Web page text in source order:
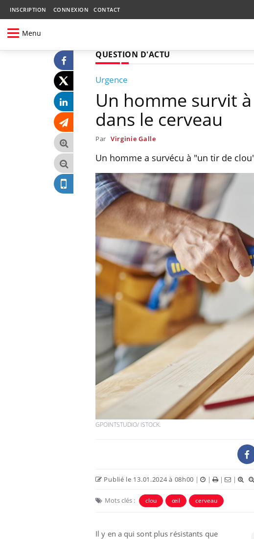
INSCRIPTION CONNEXION CONTACT
Menu
QUESTION D'ACTU
Urgence
Un homme survit
dans le cerveau
Par Virginie Galle
Un homme a survécu à "un tir de
GPOINTSTUDIO/ ISTOCK.
Publié le 13.01.2024 à 08h00 | | | |
Mots clés : clou œil cerveau
Il y en a qui sont plus résistants que